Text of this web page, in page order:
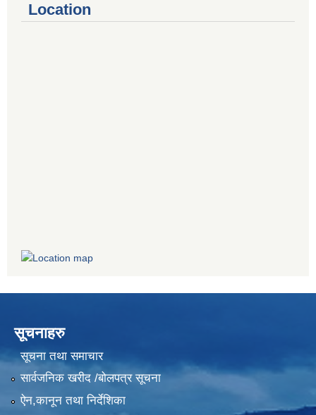
Location
सूचनाहरु
सूचना तथा समाचार
सार्वजनिक खरीद /बोलपत्र सूचना
ऐन,कानून तथा निर्देशिका